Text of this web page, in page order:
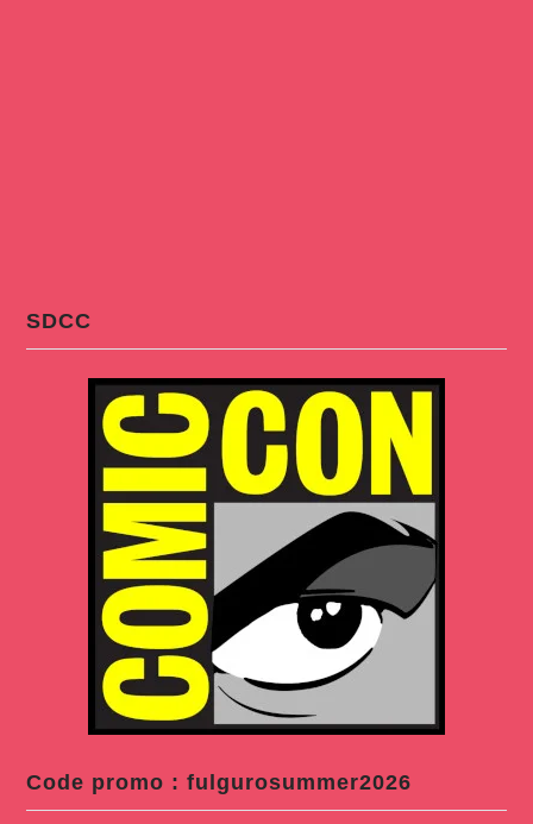
SDCC
Code promo : fulgurosummer2026